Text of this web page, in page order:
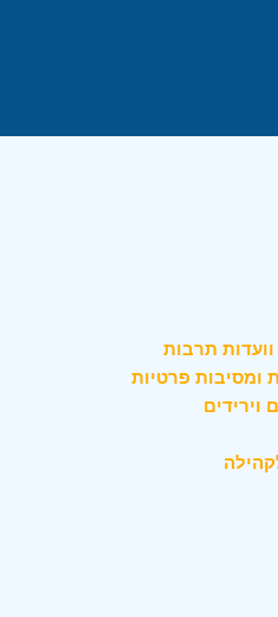
תרבות
ומסיבות פרטיות